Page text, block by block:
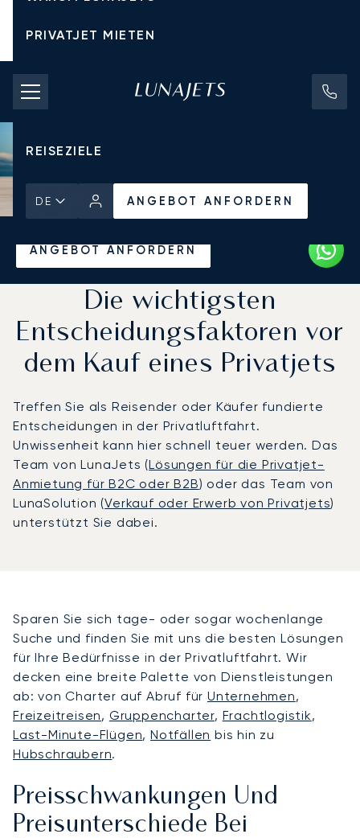
PRIVATJET MIETEN
CHARTERPREISE
PRIVATJETS
REISEZIELE
DE ANGEBOT ANFORDERN
ANGEBOT ANFORDERN
Die wichtigsten
Entscheidungsfaktoren vor
dem Kauf eines Privatjets
Treffen Sie als Reisender oder Käufer fundierte
Entscheidungen in der Privatluftfahrt.
Unwissenheit kann hier schnell teuer werden. Das
Team von LunaJets (Lösungen für die Privatjet-
Anmietung für B2C oder B2B) oder das Team von
LunaSolution (Verkauf oder Erwerb von Privatjets)
unterstützt Sie dabei.
Sparen Sie sich tage- oder sogar wochenlange
Suche und finden Sie mit uns die besten Lösungen
für Ihre Bedürfnisse in der Privatluftfahrt. Wir
decken eine breite Palette von Dienstleistungen
ab: von Charter auf Abruf fürUnternehmen,
Freizeitreisen, Gruppencharter, Frachtlogistik,
Last-Minute-Flügen,Notfällen bis hin zu
Hubschraubern.
Preisschwankungen Und
Preisunterschiede Bei